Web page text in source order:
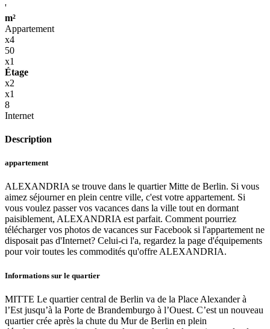
'
m²
Appartement
x4
50
x1
Étage
x2
x1
8
Internet
Description
appartement
ALEXANDRIA se trouve dans le quartier Mitte de Berlin. Si vous
aimez séjourner en plein centre ville, c'est votre appartement. Si
vous voulez passer vos vacances dans la ville tout en dormant
paisiblement, ALEXANDRIA est parfait. Comment pourriez
télécharger vos photos de vacances sur Facebook si l'appartement ne
disposait pas d'Internet? Celui-ci l'a, regardez la page d'équipements
pour voir toutes les commodités qu'offre ALEXANDRIA.
Informations sur le quartier
MITTE Le quartier central de Berlin va de la Place Alexander à
l’Est jusqu’à la Porte de Brandemburgo à l’Ouest. C’est un nouveau
quartier crée après la chute du Mur de Berlin en plein